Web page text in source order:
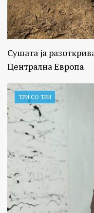
Сушата ја
Централна Европа
ТРИ СО ТРИ